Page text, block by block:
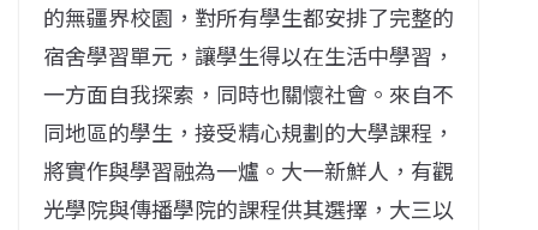
的無疆界校園，對所有學生都安排了完整的
宿舍學習單元，讓學生得以在生活中學習，
一方面自我探索，同時也關懷社會。來自不
同地區的學生，接受精心規劃的大學課程，
將實作與學習融為一爐。大一新鮮人，有觀
光學院與傳播學院的課程供其選擇，大三以